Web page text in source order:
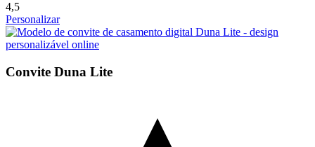
4,5
Personalizar
Convite Duna Lite